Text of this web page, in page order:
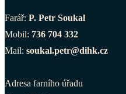
Farář: P. Petr Soukal
Mobil: 736 704 332
Mail: soukal.petr@dihk.cz
Adresa farního úřadu